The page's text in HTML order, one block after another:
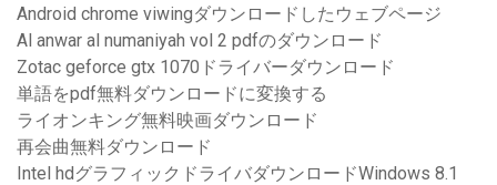
Android chrome viwingダウンロードしたウェブページ
Al anwar al numaniyah vol 2 pdfのダウンロード
Zotac geforce gtx 1070ドライバーダウンロード
単語をpdf無料ダウンロードに変換する
ライオンキング無料映画ダウンロード
再会曲無料ダウンロード
Intel hdグラフィックドライバダウンロードWindows 8.1